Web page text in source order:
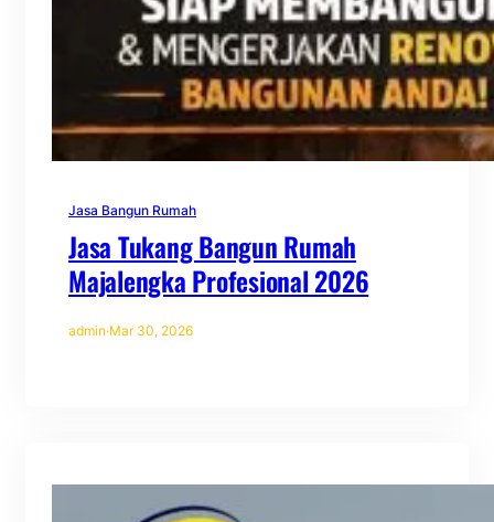
Jasa Bangun Rumah
Jasa Tukang Bangun Rumah
Majalengka Profesional 2026
admin·Mar 30, 2026